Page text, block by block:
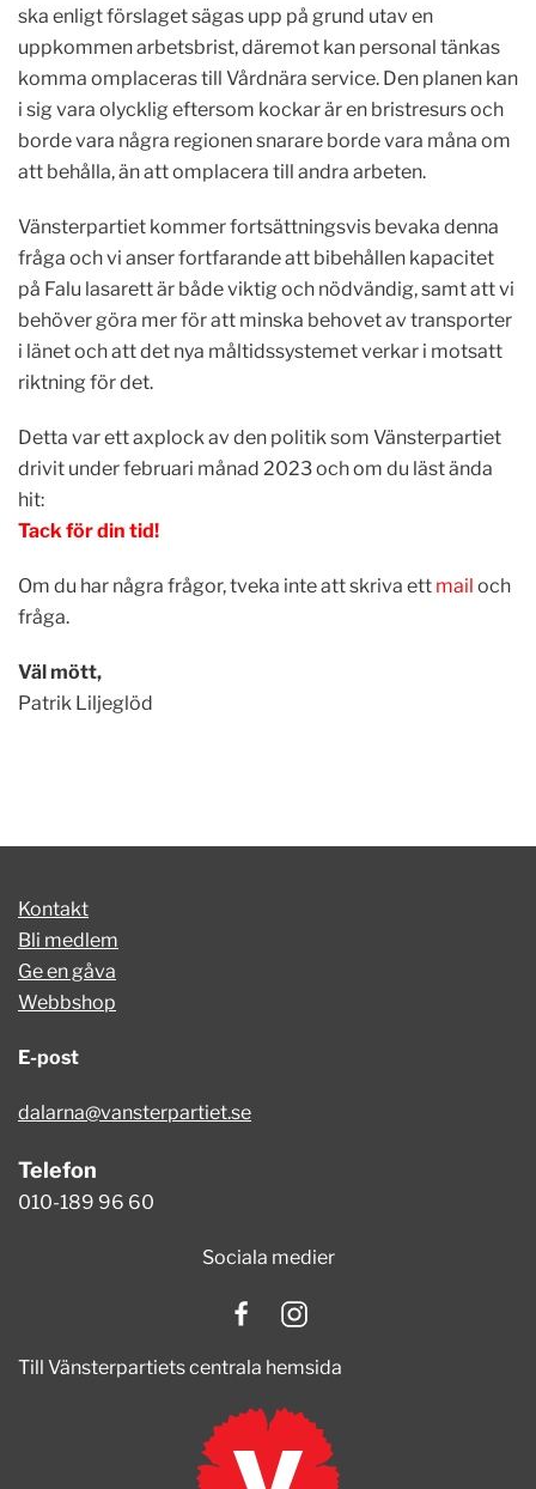
ska enligt förslaget sägas upp på grund utav en
uppkommen arbetsbrist, däremot kan personal tänkas
komma omplaceras till Vårdnära service. Den planen kan
i sig vara olycklig eftersom kockar är en bristresurs och
borde vara några regionen snarare borde vara måna om
att behålla, än att omplacera till andra arbeten.
Vänsterpartiet kommer fortsättningsvis bevaka denna
fråga och vi anser fortfarande att bibehållen kapacitet
på Falu lasarett är både viktig och nödvändig, samt att vi
behöver göra mer för att minska behovet av transporter
i länet och att det nya måltidssystemet verkar i motsatt
riktning för det.
Detta var ett axplock av den politik som Vänsterpartiet
drivit under februari månad 2023 och om du läst ända
hit:
Tack för din tid!
Om du har några frågor, tveka inte att skriva ett mail och
fråga.
Väl mött,
Patrik Liljeglöd
Kontakt
Bli medlem
Ge en gåva
Webbshop
E-post
dalarna@vansterpartiet.se
Telefon
010-189 96 60
Sociala medier
Till Vänsterpartiets centrala hemsida